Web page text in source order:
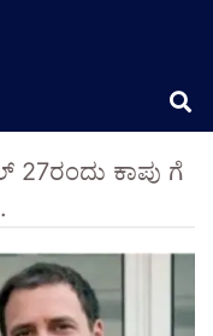
27ರಂದು ಕಾಪು ಗೆ